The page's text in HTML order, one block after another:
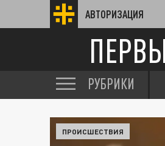
АВТОРИЗАЦИЯ
РУБРИКИ
ПРОИСШЕСТВИЯ